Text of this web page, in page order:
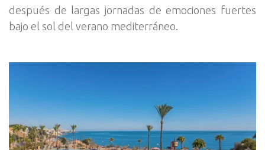
después de largas jornadas de emociones fuertes
bajo el sol del verano mediterráneo.